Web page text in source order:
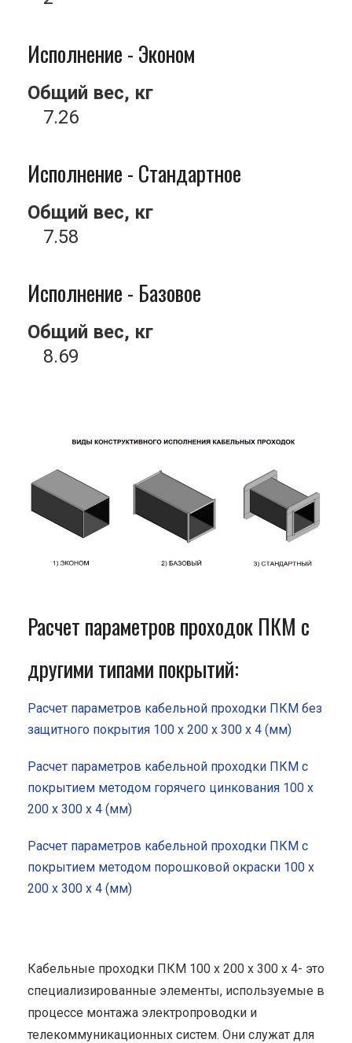
Исполнение - Эконом
Общий вес, кг
7.26
Исполнение - Стандартное
Общий вес, кг
7.58
Исполнение - Базовое
Общий вес, кг
8.69
Расчет параметров проходок ПКМ с
другими типами покрытий:
Расчет параметров кабельной проходки ПКМ без
защитного покрытия 100 x 200 x 300 x 4 (мм)
Расчет параметров кабельной проходки ПКМ с
покрытием методом горячего цинкования 100 x
200 x 300 x 4 (мм)
Расчет параметров кабельной проходки ПКМ с
покрытием методом порошковой окраски 100 x
200 x 300 x 4 (мм)
Кабельные проходки ПКМ 100 x 200 x 300 x 4- это
специализированные элементы, используемые в
процессе монтажа электропроводки и
телекоммуникационных систем. Они служат для